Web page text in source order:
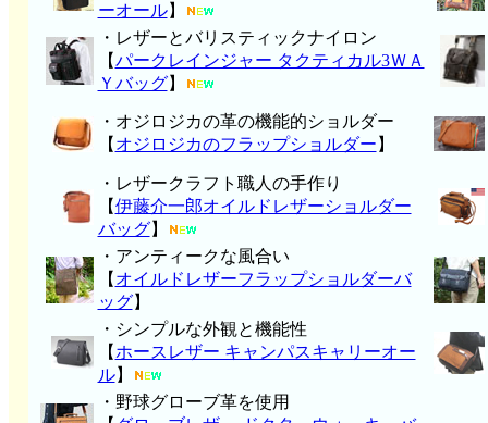
ーオール】
・レザーとバリスティックナイロン
【パークレインジャー タクティカル3ＷＡ
Ｙバッグ】
・オジロジカの革の機能的ショルダー
【 オジロジカのフラップショルダー 】
・レザークラフト職人の手作り
【伊藤介一郎オイルドレザーショルダー
バッグ】
・アンティークな風合い
【 オイルドレザーフラップショルダーバ
ッグ】
・シンプルな外観と機能性
【 ホースレザー キャンパスキャリーオー
ル】
・野球グローブ革を使用